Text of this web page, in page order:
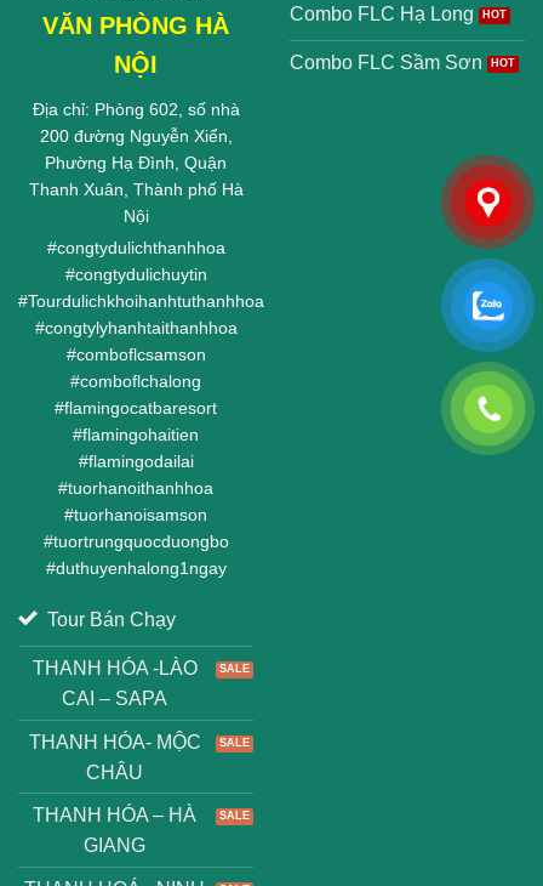
VĂN PHÒNG HÀ
NỘI
Địa chỉ: Phòng 602, số nhà
200 đường Nguyễn Xiển,
Phường Hạ Đình, Quận
Thanh Xuân, Thành phố Hà
Nội
#congtydulichthanhhoa
#congtydulichuytin
#Tourdulichkhoihanhtuthanhhoa
#congtylyhanhtaithanhhoa
#comboflcsamson
#comboflchalong
#flamingocatbaresort
#flamingohaitien
#flamingodailai
#tuorhanoithanhhoa
#tuorhanoisamson
#tuortrungquocduongbo
#duthuyenhalong1ngay
Combo FLC Hạ Long
Combo FLC Sầm Sơn
Tour Bán Chạy
THANH HÓA -LÀO
CAI – SAPA
THANH HÓA- MỘC
CHÂU
THANH HÓA – HÀ
GIANG